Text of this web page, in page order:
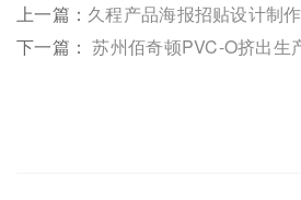
上一篇： 久程产品海报招贴设计制作
下一篇：苏州佰奇顿PVC-O挤出生